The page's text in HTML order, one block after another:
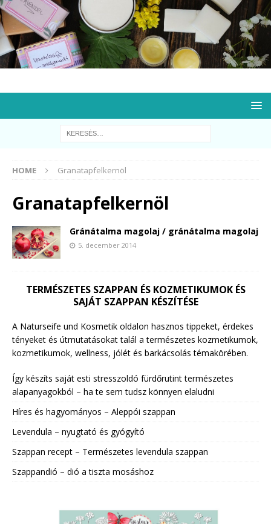
HOME Granatapfelkernöl
Granatapfelkernöl
Gránátalma magolaj / gránátalma magolaj
5. december 2014
TERMÉSZETES SZAPPAN ÉS KOZMETIKUMOK ÉS
SAJÁT SZAPPAN KÉSZÍTÉSE
A Naturseife und Kosmetik oldalon hasznos tippeket, érdekes
tényeket és útmutatásokat talál a természetes kozmetikumok,
kozmetikumok, wellness, jólét és barkácsolás témakörében.
Így készíts saját esti stresszoldó fürdőrutint természetes
alapanyagokból – ha te sem tudsz könnyen elaludni
Híres és hagyományos – Aleppói szappan
Levendula – nyugtató és gyógyító
Szappan recept – Természetes levendula szappan
Szappandió – dió a tiszta mosáshoz